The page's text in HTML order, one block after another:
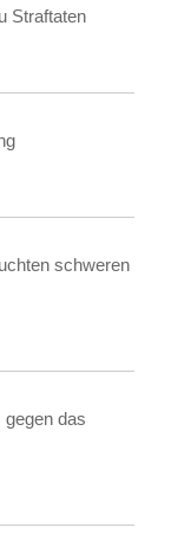
Straftaten
schweren
gegen das